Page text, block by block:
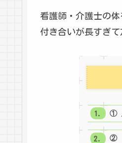
看護師・介護士の
付き合いが長すぎ
①
②